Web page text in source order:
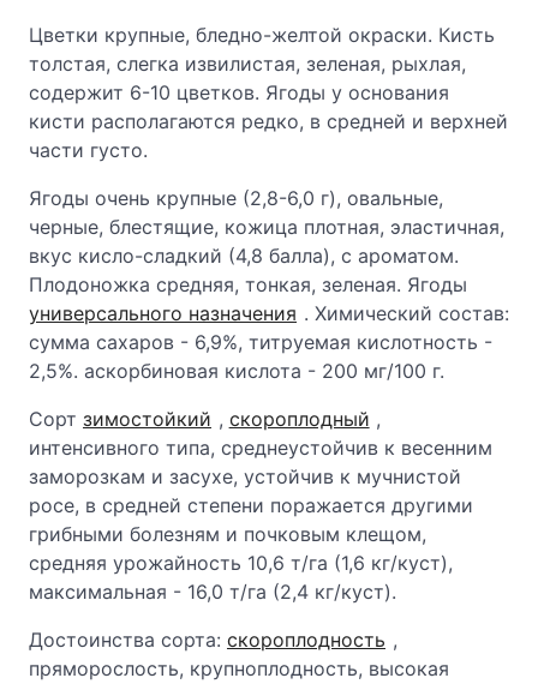
Цветки крупные, бледно-желтой окраски. Кисть
толстая, слегка извилистая, зеленая, рыхлая,
содержит 6-10 цветков. Ягоды у основания
кисти располагаются редко, в средней и верхней
части густо.
Ягоды очень крупные (2,8-6,0 г), овальные,
черные, блестящие, кожица плотная, эластичная,
вкус кисло-сладкий (4,8 балла), с ароматом.
Плодоножка средняя, тонкая, зеленая. Ягоды
универсального назначения . Химический состав:
сумма сахаров - 6,9%, титруемая кислотность -
2,5%. аскорбиновая кислота - 200 мг/100 г.
Сорт зимостойкий , скороплодный ,
интенсивного типа, среднеустойчив к весенним
заморозкам и засухе, устойчив к мучнистой
росе, в средней степени поражается другими
грибными болезням и почковым клещом,
средняя урожайность 10,6 т/га (1,6 кг/куст),
максимальная - 16,0 т/га (2,4 кг/куст).
Достоинства сорта: скороплодность ,
пряморослость, крупноплодность, высокая